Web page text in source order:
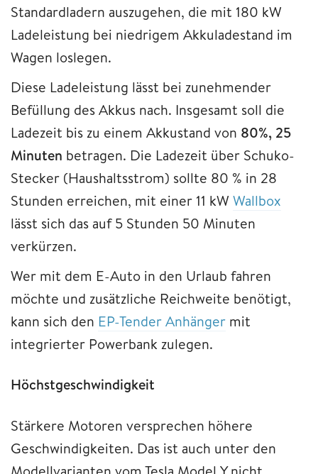
Standardladern auszugehen, die mit 180 kW
Ladeleistung bei niedrigem Akkuladestand im
Wagen loslegen.
Diese Ladeleistung lässt bei zunehmender
Befüllung des Akkus nach. Insgesamt soll die
Ladezeit bis zu einem Akkustand von 80%, 25
Minuten betragen. Die Ladezeit über Schuko-
Stecker (Haushaltsstrom) sollte 80 % in 28
Stunden erreichen, mit einer 11 kW Wallbox
lässt sich das auf 5 Stunden 50 Minuten
verkürzen.
Wer mit dem E-Auto in den Urlaub fahren
möchte und zusätzliche Reichweite benötigt,
kann sich den EP-Tender Anhänger mit
integrierter Powerbank zulegen.
Höchstgeschwindigkeit
Stärkere Motoren versprechen höhere
Geschwindigkeiten. Das ist auch unter den